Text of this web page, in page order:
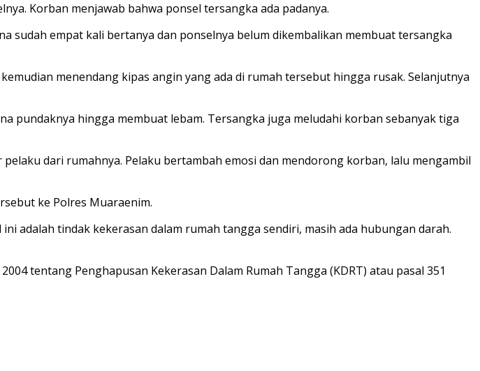
Korban menjawab bahwa ponsel tersangka ada padanya.
sudah empat kali bertanya dan ponselnya belum dikembalikan membuat tersangka
menendang kipas angin yang ada di rumah tersebut hingga rusak. Selanjutnya
pundaknya hingga membuat lebam. Tersangka juga meludahi korban sebanyak tiga
dari rumahnya. Pelaku bertambah emosi dan mendorong korban, lalu mengambil
ke Polres Muaraenim.
adalah tindak kekerasan dalam rumah tangga sendiri, masih ada hubungan darah.
tentang Penghapusan Kekerasan Dalam Rumah Tangga (KDRT) atau pasal 351